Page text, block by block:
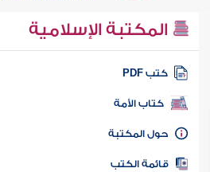
المكتبة الإسلامية
كتب PDF
كتاب الأمة
المكتبة